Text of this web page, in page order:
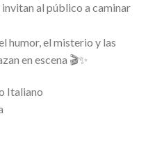
al público a caminar
humor, el misterio y las
en escena 🎬✨
Italiano